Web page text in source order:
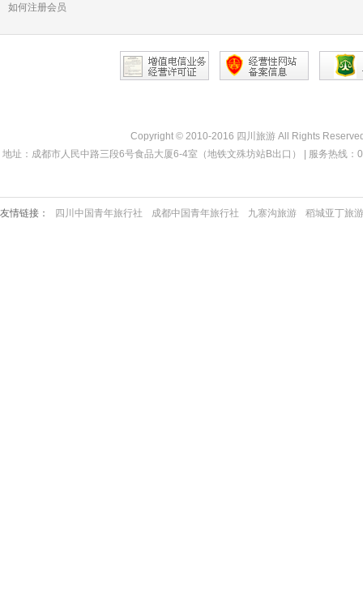
如何注册会员
Copyright © 2010-2016 四川旅游 All Rights
地址：成都市人民中路三段6号食品大厦6-4室（地铁文殊坊站B出口） | 服务热
友情链接： 四川中国青年旅行社 成都中国青年旅行社 九寨沟旅游 稻城亚丁旅游